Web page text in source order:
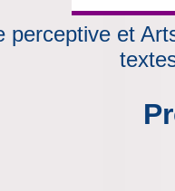
perceptive et